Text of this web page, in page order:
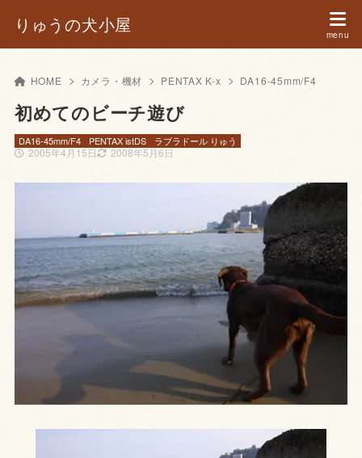
りゅうの犬小屋
HOME カメラ・機材 PENTAX K-x DA16-45mm/F4
初めてのビーチ遊び
2005年4月15日 2008年5月6日
DA16-45mm/F4 PENTAX istDS ラブラドール りゅう